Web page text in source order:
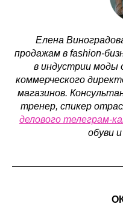
Елена
продажам в fashion-
в индустрии моды
коммерческого
магазинов.
тренер, спикер
делового телеграм-
обуви